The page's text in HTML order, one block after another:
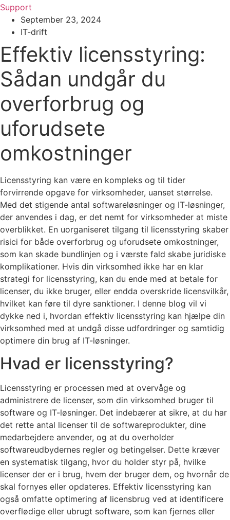
Support
September 23, 2024
IT-drift
Effektiv licensstyring:
Sådan undgår du
overforbrug og
uforudsete
omkostninger
Licensstyring kan være en kompleks og til tider
forvirrende opgave for virksomheder, uanset størrelse.
Med det stigende antal softwareløsninger og IT-løsninger,
der anvendes i dag, er det nemt for virksomheder at miste
overblikket. En uorganiseret tilgang til licensstyring skaber
risici for både overforbrug og uforudsete omkostninger,
som kan skade bundlinjen og i værste fald skabe juridiske
komplikationer. Hvis din virksomhed ikke har en klar
strategi for licensstyring, kan du ende med at betale for
licenser, du ikke bruger, eller endda overskride licensvilkår,
hvilket kan føre til dyre sanktioner. I denne blog vil vi
dykke ned i, hvordan effektiv licensstyring kan hjælpe din
virksomhed med at undgå disse udfordringer og samtidig
optimere din brug af IT-løsninger.
Hvad er licensstyring?
Licensstyring er processen med at overvåge og
administrere de licenser, som din virksomhed bruger til
software og IT-løsninger. Det indebærer at sikre, at du har
det rette antal licenser til de softwareprodukter, dine
medarbejdere anvender, og at du overholder
softwareudbydernes regler og betingelser. Dette kræver
en systematisk tilgang, hvor du holder styr på, hvilke
licenser der er i brug, hvem der bruger dem, og hvornår de
skal fornyes eller opdateres. Effektiv licensstyring kan
også omfatte optimering af licensbrug ved at identificere
overflødige eller ubrugt software, som kan fjernes eller